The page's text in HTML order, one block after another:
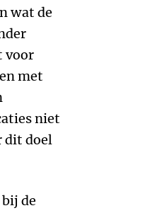
wat de
voor
met
niet
dit doel
de